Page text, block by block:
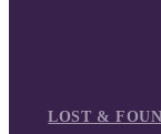
LOST &